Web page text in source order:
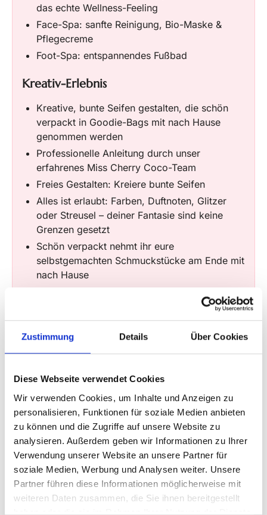
Zustimmung Details Über Cookies
Diese Webseite verwendet Cookies
Wir verwenden Cookies, um Inhalte und Anzeigen zu
personalisieren, Funktionen für soziale Medien anbieten
zu können und die Zugriffe auf unsere Website zu
analysieren. Außerdem geben wir Informationen zu Ihrer
Verwendung unserer Website an unsere Partner für
soziale Medien, Werbung und Analysen weiter. Unsere
Partner führen diese Informationen möglicherweise mit
weiteren Daten zusammen, die Sie ihnen bereitgestellt
haben oder die sie im Rahmen Ihrer Nutzung der Dienste
das echte Wellness-Feeling
Face-Spa: sanfte Reinigung, Bio-Maske &
Pflegecreme
Foot-Spa: entspannendes Fußbad
Kreativ-Erlebnis
Kreative, bunte Seifen gestalten, die schön
verpackt in Goodie-Bags mit nach Hause
genommen werden
Professionelle Anleitung durch unser
erfahrenes Miss Cherry Coco-Team
Freies Gestalten: Kreiere bunte Seifen
Alles ist erlaubt: Farben, Duftnoten, Glitzer
oder Streusel – deiner Fantasie sind keine
Grenzen gesetzt
Schön verpackt nehmt ihr eure
selbstgemachten Schmuckstücke am Ende mit
nach Hause
Inspirierende Atmosphäre mit allen
Materialien, Werkzeugen und liebevoll
vorbereiteten Arbeitsplätzen
Unterstützung & Tipps während des gesamten
Workshops für garantiert gelungene
Süße Highlights & Extras
Exklusive Deko nach Miss Cherry Coco-Art
für gemeinsame Wohlfühlmomente
Sweet Candy Table mit süßen Highlights
Getränke-Bar für leckere Erfrischungen
Rahmenbedingungen